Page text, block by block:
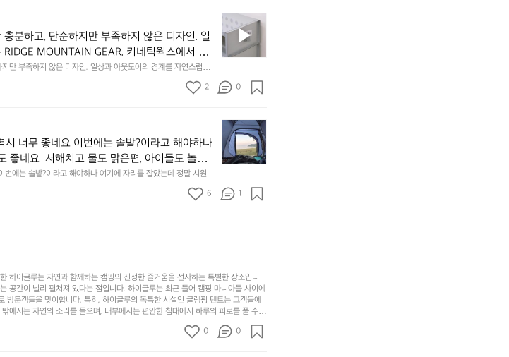
중
인
차
안
서
도
구
나
잠
에
기
까
이
걸
리
는
순
0
년
이
넘
군
지
의
초
기
품
갑’입
니
다.
일
상
에
분하고, 단순하지만 부족하지 않은 디자인. 일
MOUNTAIN GEAR. 키네틱웍스에서 만
만 부족하지 않은 디자인. 일상과 아웃도어의 경계를 자연스럽게
필
요
한
것
오
용
할
수
있
록.
분
하
고,
단
순
하
2 0
너무 좋네요 이번에는 솔밭?이라고 해야하나
좋네요  서해치고 물도 맑은편, 아이들도 놀기
원 (수금은 7시쯤, 동네에서 관리) .수금하면서
로 화장실있음 .5분거리 cu .2분거리 음식점
아이들 엄청 좋아하네요 점심쯤도착해서 철수
에는 솔밭?이라고 해야하나 여기에 자리를 잡았는데 정말 시원하
2일은 넘 짧게 느껴지네요  .1박 1동 1만원 (수금은 7시쯤, 동네에서
로 화장실있음 .5분거리 cu .2분거리 음식점  항구에서부터 해변
년
만
에
문
포
리
해
변
캠
핑!
6 1
하이글루는 자연과 함께하는 캠핑의 진정한 즐거움을 선사하는 특별한 장소입니
공간이 널리 펼쳐져 있다는 점입니다. 하이글루는 최근 들어 캠핑 마니아들 사이에
문객들을 맞이합니다. 특히, 하이글루의 독특한 시설인 글램핑 텐트는 고객들에
에서는 자연의 소리를 들으며, 내부에서는 편안한 침대에서 하루의 피로를 풀 수
매력인 바베큐 파티를 즐길 수 있는 공간이 마련되어 있어 친구나 가족과 함께 좋
한 트레킹 코스와 자전거 도로가 있어 아웃도어 활동을 좋아하는 이들에게 더욱 참
0 0